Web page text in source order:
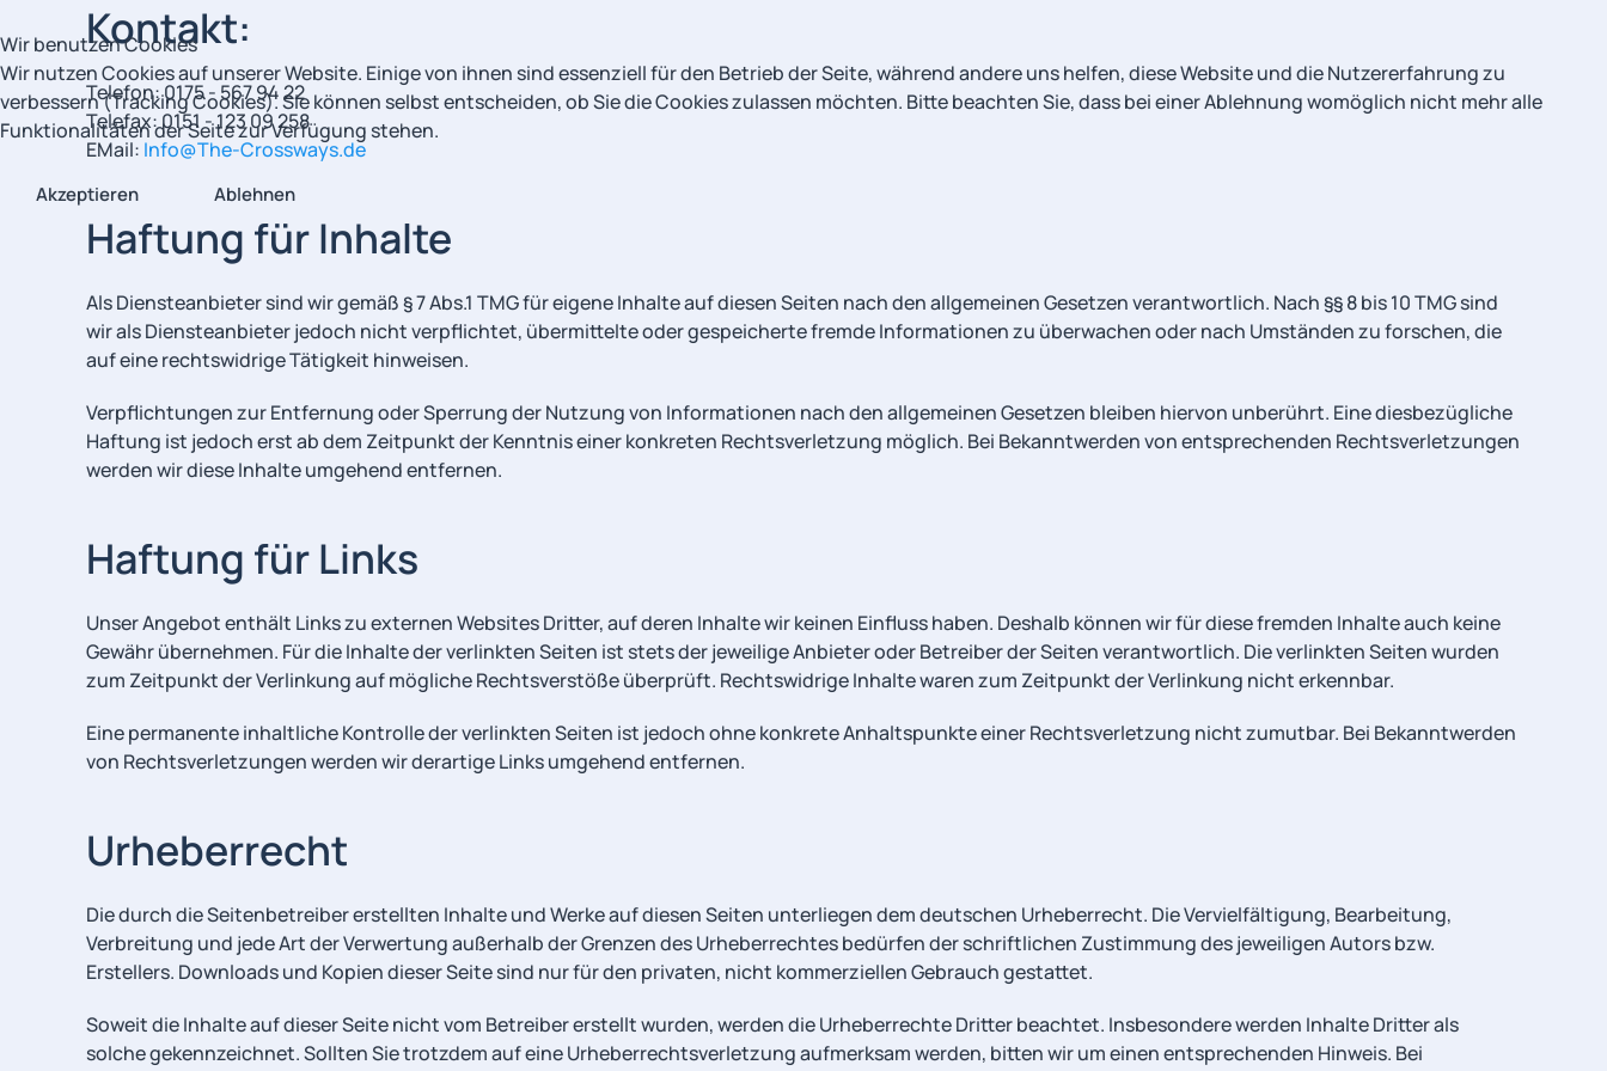
Kontakt:
Telefon: 0175 - 567 94 22
Telefax: 0151 - 123 09 258
EMail: Info@The-Crossways.de
Haftung für Inhalte
Als Diensteanbieter sind wir gemäß § 7 Abs.1 TMG für eigene Inhalte auf diesen Seiten nach den allgemeinen Gesetzen verantwortlich. Nach §§ 8 bis 10 TMG sind
wir als Diensteanbieter jedoch nicht verpflichtet, übermittelte oder gespeicherte fremde Informationen zu überwachen oder nach Umständen zu forschen, die
auf eine rechtswidrige Tätigkeit hinweisen.
Verpflichtungen zur Entfernung oder Sperrung der Nutzung von Informationen nach den allgemeinen Gesetzen bleiben hiervon unberührt. Eine diesbezügliche
Haftung ist jedoch erst ab dem Zeitpunkt der Kenntnis einer konkreten Rechtsverletzung möglich. Bei Bekanntwerden von entsprechenden Rechtsverletzungen
werden wir diese Inhalte umgehend entfernen.
Haftung für Links
Unser Angebot enthält Links zu externen Websites Dritter, auf deren Inhalte wir keinen Einfluss haben. Deshalb können wir für diese fremden Inhalte auch keine
Gewähr übernehmen. Für die Inhalte der verlinkten Seiten ist stets der jeweilige Anbieter oder Betreiber der Seiten verantwortlich. Die verlinkten Seiten wurden
zum Zeitpunkt der Verlinkung auf mögliche Rechtsverstöße überprüft. Rechtswidrige Inhalte waren zum Zeitpunkt der Verlinkung nicht erkennbar.
Eine permanente inhaltliche Kontrolle der verlinkten Seiten ist jedoch ohne konkrete Anhaltspunkte einer Rechtsverletzung nicht zumutbar. Bei Bekanntwerden
von Rechtsverletzungen werden wir derartige Links umgehend entfernen.
Urheberrecht
Die durch die Seitenbetreiber erstellten Inhalte und Werke auf diesen Seiten unterliegen dem deutschen Urheberrecht. Die Vervielfältigung, Bearbeitung,
Verbreitung und jede Art der Verwertung außerhalb der Grenzen des Urheberrechtes bedürfen der schriftlichen Zustimmung des jeweiligen Autors bzw.
Erstellers. Downloads und Kopien dieser Seite sind nur für den privaten, nicht kommerziellen Gebrauch gestattet.
Soweit die Inhalte auf dieser Seite nicht vom Betreiber erstellt wurden, werden die Urheberrechte Dritter beachtet. Insbesondere werden Inhalte Dritter als
solche gekennzeichnet. Sollten Sie trotzdem auf eine Urheberrechtsverletzung aufmerksam werden, bitten wir um einen entsprechenden Hinweis. Bei
Wir benutzen Cookies
Wir nutzen Cookies auf unserer Website. Einige von ihnen sind essenziell für den Betrieb der Seite, während andere uns helfen, diese Website und die Nutzererfahrung zu
verbessern (Tracking Cookies). Sie können selbst entscheiden, ob Sie die Cookies zulassen möchten. Bitte beachten Sie, dass bei einer Ablehnung womöglich nicht mehr alle
Funktionalitäten der Seite zur Verfügung stehen.
Akzeptieren Ablehnen